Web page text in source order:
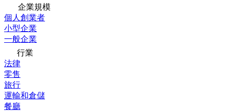
企業規模
個人創業者
小型企業
一般企業
行業
法律
零售
旅行
運輸和倉儲
餐廳